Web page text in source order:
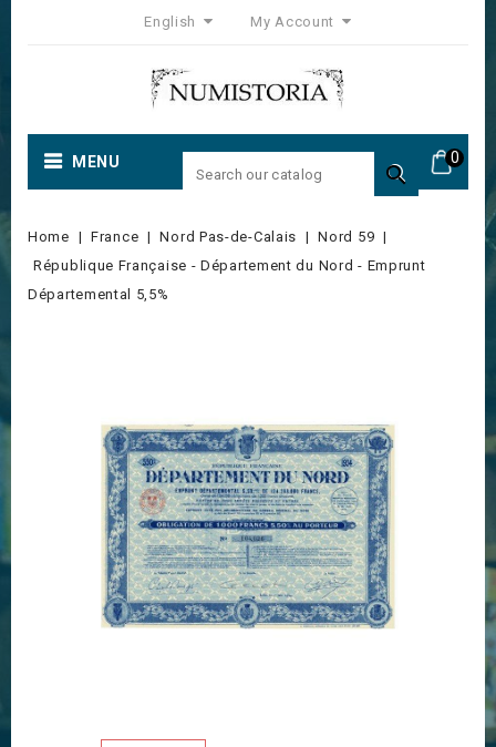
English My Account
0
MENU 
Home France Nord Pas-de-Calais
Nord 59
République Française - Département du Nord - Emprunt
Départemental 5,5%